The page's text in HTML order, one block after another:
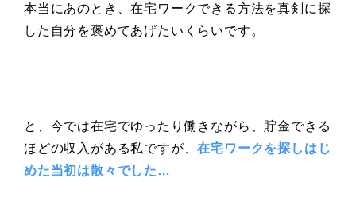
本当にあのとき、在宅ワークできる方法を真剣に探
した自分を褒めてあげたいくらいです。
と、今では在宅でゆったり働きながら、貯金できる
ほどの収入がある私ですが、在宅ワークを探しはじ
めた当初は散々でした…